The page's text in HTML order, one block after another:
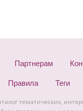
Партнерам
Правила Теги
тематических,